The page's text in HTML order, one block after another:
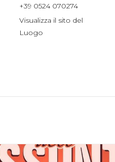
+39 0524 070274
Visualizza il sito del
Luogo